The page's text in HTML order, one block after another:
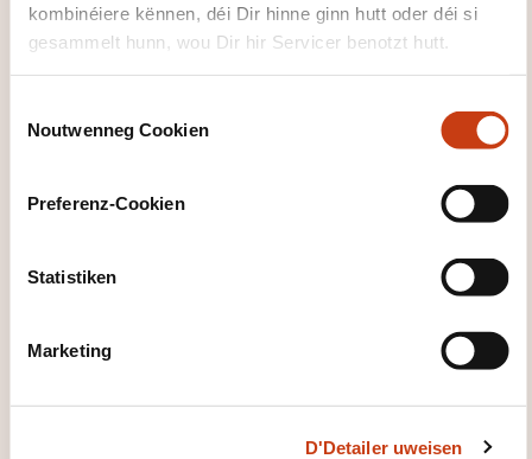
kombinéiere kënnen, déi Dir hinne ginn hutt oder déi si
gesammelt hunn, wou Dir hir Servicer benotzt hutt.
Noutwenneg Cookien
Preferenz-Cookien
Statistiken
Marketing
D'Detailer uweisen
d'Formatiounsinstitut
kontaktéieren?
a.barreiro@ohcskills.lu
Méi iwwer den Formatiounsinstitut:
DËS FORMATIOUNE KÉINTEN